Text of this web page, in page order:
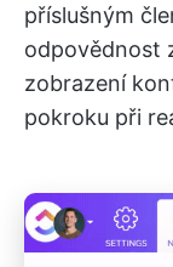
příslušným
odpovědnost
zobrazení
pokroku při